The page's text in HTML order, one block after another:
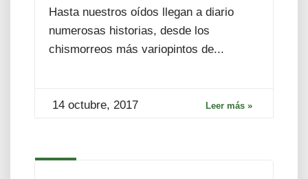
Hasta nuestros oídos llegan a diario
numerosas historias, desde los
chismorreos más variopintos de...
14 octubre, 2017 Leer más »